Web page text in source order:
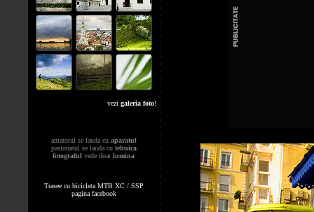
vezi galeria foto!
amatorul se lauda cu aparatul
pasionatul se lauda cu tehnica
fotograful vede doarlumina
Trasee cu bicicleta MTB XC / SSP
pagina facebook